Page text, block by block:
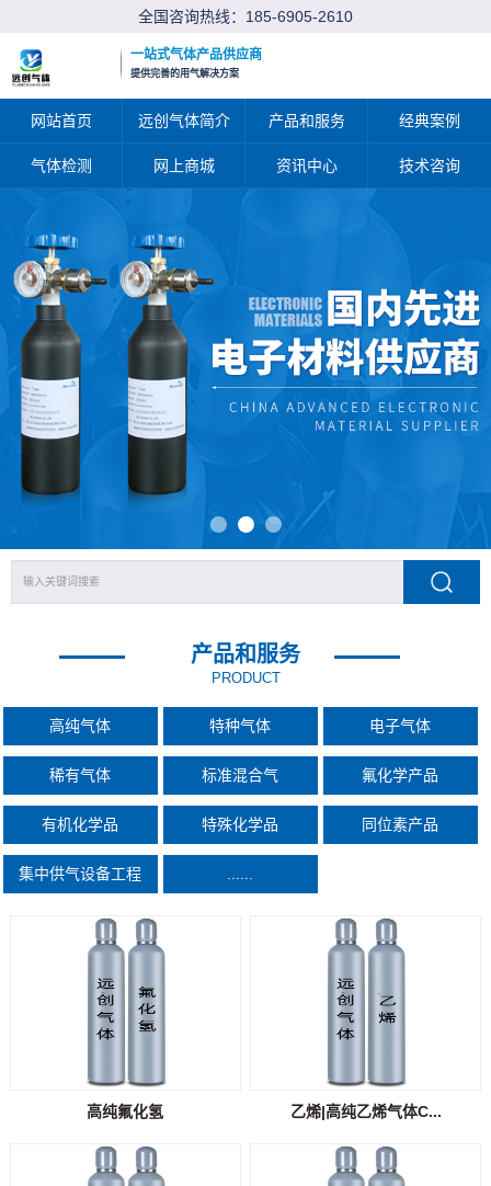
全国咨询热线： 185-6905-2610
一站式气体产品供应商
提供完善的用气解决方案
网站首页 远创气体简介 产品和服务 经典案例
气体检测 网上商城 资讯中心 技术咨询
产品和服务
PRODUCT
高纯气体 特种气体 电子气体
稀有气体 标准混合气 氟化学产品
有机化学品 特殊化学品 同位素产品
集中供气设备工程 ......
高纯氟化氢 乙烯|高纯乙烯气体C...